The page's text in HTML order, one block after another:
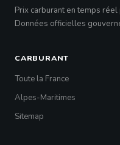
Prix carburant en temps
Données officielles
CARBURANT
Toute la France
Alpes-Maritimes
Sitemap